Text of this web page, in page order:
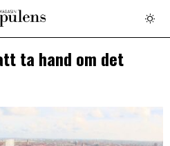
ta hand om det